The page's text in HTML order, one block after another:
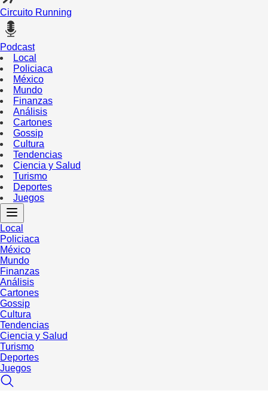
Circuito Running
Podcast
Local
Policiaca
México
Mundo
Finanzas
Análisis
Cartones
Gossip
Cultura
Tendencias
Ciencia y Salud
Turismo
Deportes
Juegos
Local
Policiaca
México
Mundo
Finanzas
Análisis
Cartones
Gossip
Cultura
Tendencias
Ciencia y Salud
Turismo
Deportes
Juegos